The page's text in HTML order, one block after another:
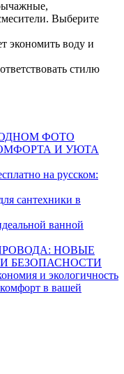
Выберите
экономить воду и
стилю
ФОТО
И УЮТА
на русском:
сантехники в
ванной
НОВЫЕ
БЕЗОПАСНОСТИ
и экологичность
в вашей